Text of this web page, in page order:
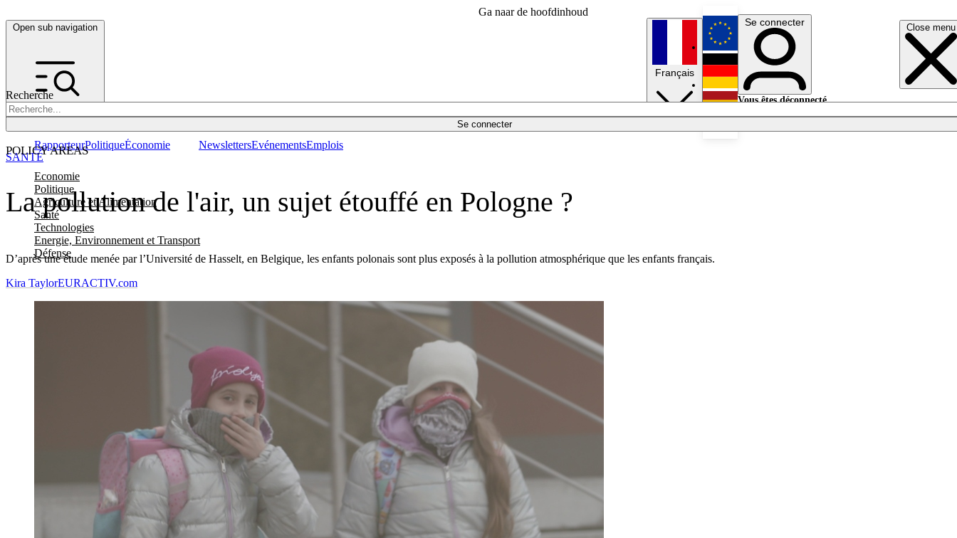
Ga naar de hoofdinhoud
Open sub navigation Close menu
Recherche
Se connecter
POLICY AREAS
Economie
Politique
Agriculture et Alimentation
Santé
Technologies
Energie, Environnement et Transport
Défense
RapporteurPolitiqueÉconomie NewslettersEvénementsEmplois
Français
English
Deutsch
Se connecter
Vous êtes déconnecté.
La pollution de l'air, un sujet étouffé en Pologne ?
D’après une étude menée par l’Université de Hasselt, en Belgique, les enfants polonais sont plus exposés à la pollution atmosphérique que les enfants français.
SANTÉ
Kira TaylorEURACTIV.com